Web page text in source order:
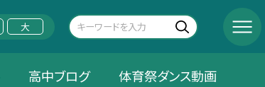
大
高中ブログ 体育祭ダンス動画